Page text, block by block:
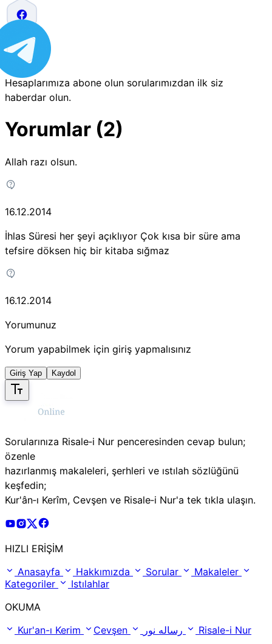
Hesaplarımıza abone olun sorularımızdan ilk siz
haberdar olun.
Yorumlar (2)
Allah razı olsun.
16.12.2014
İhlas Süresi her şeyi açıklıyor Çok kısa bir süre ama
tefsire döksen hiç bir kitaba sığmaz
16.12.2014
Yorumunuz
Yorum yapabilmek için giriş yapmalısınız
Giriş Yap Kaydol
Sorularınıza Risale‑i Nur penceresinden cevap bulun;
özenle
hazırlanmış makaleleri, şerhleri ve ıstılah sözlüğünü
keşfedin;
Kur'ân‑ı Kerîm, Cevşen ve Risale‑i Nur'a tek tıkla ulaşın.
Risale Online Youtube Hesabı
Risale Online Instagram Hesabı
Risale Online X Hesabı
HIZLI ERİŞİM
Anasayfa
Hakkımızda Sorular
Makaleler
Kategoriler
Istılahlar
OKUMA
Kur'an-ı Kerim
Cevşen Risale-i Nur